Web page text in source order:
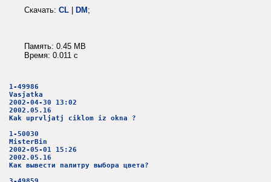
Скачать: CL | DM;
Память: 0.45 MB
Время: 0.011 c
1-49986
Vasjatka
2002-04-30 13:02
2002.05.16
Kak uprvljatj ciklom iz okna ?
1-50030
MisterBin
2002-05-01 15:26
2002.05.16
Как вывести палитру выбора цвета?